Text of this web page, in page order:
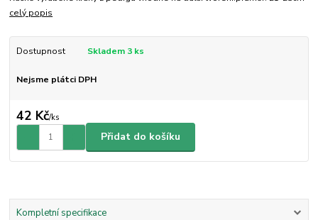
celý popis
Dostupnost Skladem 3 ks
Nejsme plátci DPH
42 Kč/ks
Přidat do košíku
Kompletní specifikace